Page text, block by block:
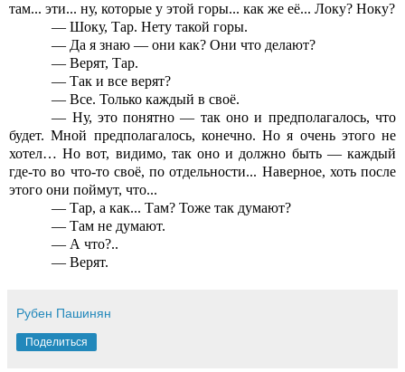
там... эти... ну, которые у этой горы... как же её... Локу? Ноку?
— Шоку, Тар. Нету такой горы.
— Да я знаю — они как? Они что делают?
— Верят, Тар.
— Так и все верят?
— Все. Только каждый в своё.
— Ну, это понятно — так оно и предполагалось, что
будет. Мной предполагалось, конечно. Но я очень этого не
хотел… Но вот, видимо, так оно и должно быть — каждый
где-то во что-то своё, по отдельности... Наверное, хоть после
этого они поймут, что...
— Тар, а как... Там? Тоже так думают?
— Там не думают.
— А что?..
— Верят.
Рубен Пашинян
Поделиться